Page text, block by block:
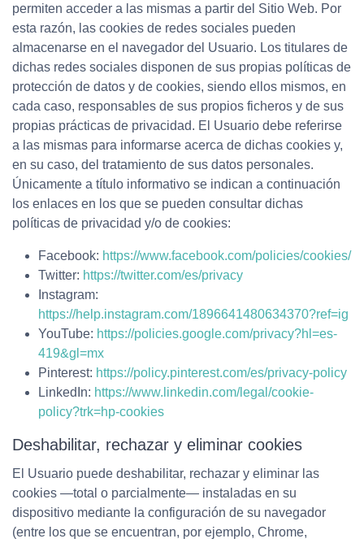
permiten acceder a las mismas a partir del Sitio Web. Por
esta razón, las cookies de redes sociales pueden
almacenarse en el navegador del Usuario. Los titulares de
dichas redes sociales disponen de sus propias políticas de
protección de datos y de cookies, siendo ellos mismos, en
cada caso, responsables de sus propios ficheros y de sus
propias prácticas de privacidad. El Usuario debe referirse
a las mismas para informarse acerca de dichas cookies y,
en su caso, del tratamiento de sus datos personales.
Únicamente a título informativo se indican a continuación
los enlaces en los que se pueden consultar dichas
políticas de privacidad y/o de cookies:
Facebook: https://www.facebook.com/policies/cookies/
Twitter: https://twitter.com/es/privacy
Instagram:
https://help.instagram.com/1896641480634370?ref=ig
YouTube: https://policies.google.com/privacy?hl=es-
419&gl=mx
Pinterest: https://policy.pinterest.com/es/privacy-policy
LinkedIn: https://www.linkedin.com/legal/cookie-
policy?trk=hp-cookies
Deshabilitar, rechazar y eliminar cookies
El Usuario puede deshabilitar, rechazar y eliminar las
cookies —total o parcialmente— instaladas en su
dispositivo mediante la configuración de su navegador
(entre los que se encuentran, por ejemplo, Chrome,